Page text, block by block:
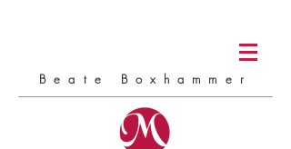
Beate Boxhammer